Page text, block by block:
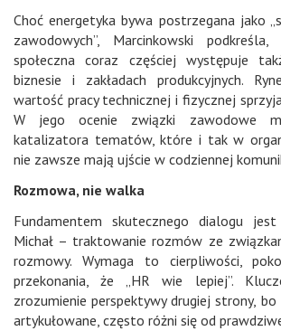
Choć energetyka bywa postrzegana jako
zawodowych”, Marcinkowski
społeczna coraz częściej występuje
biznesie i zakładach produkcyjnych.
wartość pracy technicznej i fizycznej
W jego ocenie związki zawodowe
katalizatora tematów, które i tak w
nie zawsze mają ujście w codziennej
Rozmowa, nie walka
Fundamentem skutecznego dialogu
Michał – traktowanie rozmów ze
rozmowy. Wymaga to cierpliwości,
przekonania, że „HR wie lepiej”.
zrozumienie perspektywy drugiej strony,
artykułowane, często różni się od